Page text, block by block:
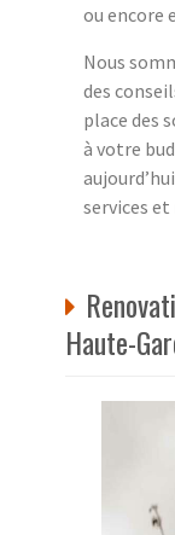
ou encore
Nous
des
place des
à votre
services
Haute-